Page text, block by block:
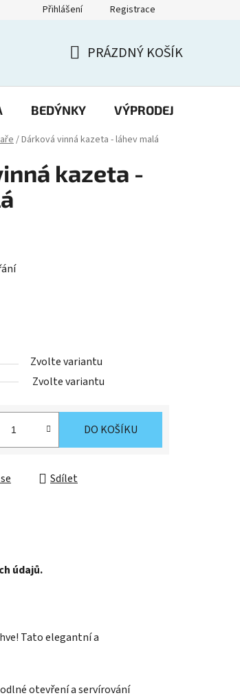
Přihlášení Registrace
KOŠÍK
PRÁZDNÝ KOŠÍK
BEDÝNKY VÝPRODEJ
/Dárková vinná kazeta - láhev malá
kazeta -
Zvolte variantu
Zvolte variantu
DO KOŠÍKU
Sdílet
údajů.
Tato elegantní a
otevření a servírování